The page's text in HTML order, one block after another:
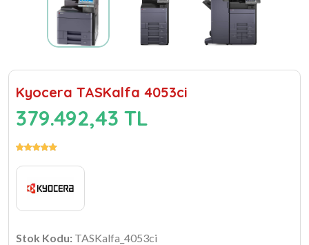
Kyocera TASKalfa 4053ci
379.492,43 TL
Stok Kodu: TASKalfa_4053ci